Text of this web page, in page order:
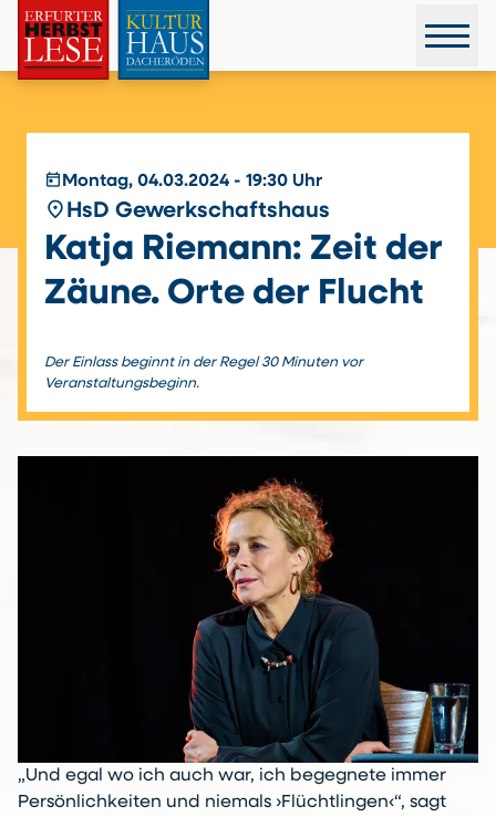
today Montag, 04.03.2024 - 19:30 Uhr
place HsD Gewerkschaftshaus
Katja Riemann: Zeit der
Zäune. Orte der Flucht
Der Einlass beginnt in der Regel 30 Minuten vor
Veranstaltungsbeginn.
„Und egal wo ich auch war, ich begegnete immer
Persönlichkeiten und niemals ›Flüchtlingen‹“, sagt